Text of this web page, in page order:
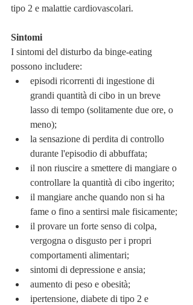
tipo 2 e malattie cardiovascolari.
Sintomi
I sintomi del disturbo da binge-eating
possono includere:
episodi ricorrenti di ingestione di
grandi quantità di cibo in un breve
lasso di tempo (solitamente due ore, o
meno);
la sensazione di perdita di controllo
durante l'episodio di abbuffata;
il non riuscire a smettere di mangiare o
controllare la quantità di cibo ingerito;
il mangiare anche quando non si ha
fame o fino a sentirsi male fisicamente;
il provare un forte senso di colpa,
vergogna o disgusto per i propri
comportamenti alimentari;
sintomi di depressione e ansia;
aumento di peso e obesità;
ipertensione, diabete di tipo 2 e